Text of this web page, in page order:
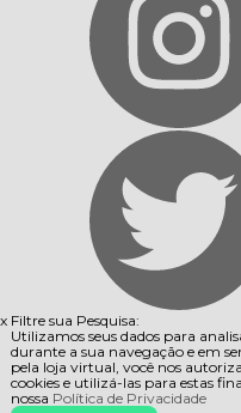
x Filtre sua Pesquisa:
Utilizamos seus dados para
durante a sua navegação e em
pela loja virtual, você nos
cookies e utilizá-las para estas
nossa Política de Privacidade